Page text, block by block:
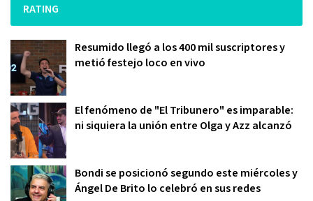
RATING
Resumido llegó a los 400 mil suscriptores y
metió festejo loco en vivo
El fenómeno de "El Tribunero" es imparable:
ni siquiera la unión entre Olga y Azz alcanzó
Bondi se posicionó segundo este miércoles y
Ángel De Brito lo celebró en sus redes